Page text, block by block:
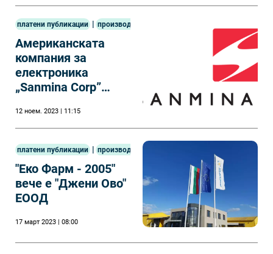
платени публикации | производство
Американската
компания за
електроника
„Sanmina Corp”
12 ноем. 2023 | 11:15
платени публикации | производство
"Еко Фарм - 2005"
вече е "Джени Ово"
ЕООД
17 март 2023 | 08:00